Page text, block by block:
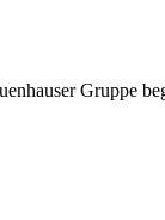
Gruppe